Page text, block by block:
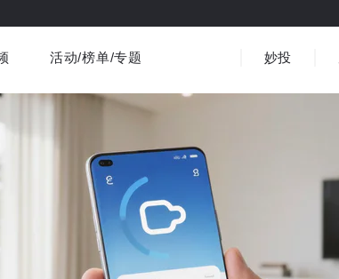
消费 社会文化 金融财经 出海
音
视频精选
活动/榜单/专题 妙投